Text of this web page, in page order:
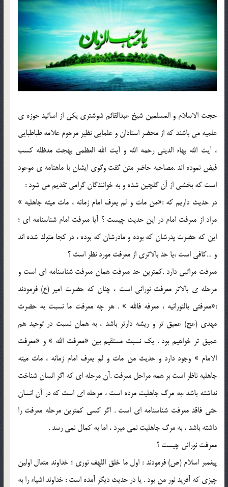
حجت الاسلام و المسلمين شيخ عبدالقائم شوشتري يکي از اساتيد حوزه ي
علميه مي باشند که از محضر استادان و علمايي نظير مرحوم علامه طباطبايي
، آيت الله بهاء الديني رحمه الله و آيت الله العظمي بهجت مدظله کسب
فيض نموده اند .مصاحبه حاضر متن گفت وگوي ايشان با ماهنامه ي موعود
است که بخشي از آن گلچين شده و به خوانندگان گرامي تقديم مي شود :
در حديث داريم که :«من مات و لم يعرف امام زمانه ، مات ميته جاهليه »
مراد از معرفت امام در اين حديث چيست ؟ آيا معرفت امام شناسنامه اي ؛
اين که حضرت پدرشان که بوده و مادرشان که بوده ، در کجا متولد شده اند
و …کافي است ،يا حد بالاتري از معرفت مورد نظر است ؟
معرفت مراتبي دارد .کمترين حد معرفت همان معرفت شناسنامه اي است و
مرحله ي بالاتر معرفت نوراني است ، چنان که حضرت امير (ع) فرمودند
:«معرفتي بالنورانيه ، معرفه فالله » . هر چه معرفت ما نسبت به حضرت
مهدي (عج) عميق تر و ريشه دارتر باشد ، به همان نسبت در توحيد هم
عميق تر خواهيم بود . يک نسبت مستقيم بين «معرفت الله » و «معرفت
الامام » وجود دارد و حديث من مات و لم يعرف امام زمانه ، مات ميته
جاهليه ناظر است بر همه مراحل معرفت .آن مرحله اي که اگر انسان شناخت
نداشته باشد ،به مرگ جاهليت مرده است ، مرحله اي است که در آن انسان
حتي فاقد معرفت شناسنامه اي است . اگر کسي کمترين مرحله معرفت را
داشته باشد ، به مرگ جاهليت نمي ميرد ، اما به کمال نمي رسد .
معرفت نوراني چيست ؟
پيغمبر اسلام (ص) فرمودند : اول ما خلق اللهف نوري ؛ خداوند متعال اولين
چيزي که آفريد نور من بود . يا در حديث ديگر آمده است : خداوند اشياء را به